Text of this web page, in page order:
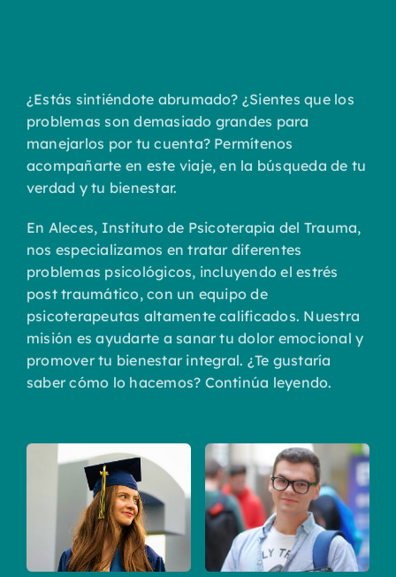
¿Estás sintiéndote abrumado? ¿Sientes que los
problemas son demasiado grandes para
manejarlos por tu cuenta? Permítenos
acompañarte en este viaje, en la búsqueda de tu
verdad y tu bienestar.
En Aleces, Instituto de Psicoterapia del Trauma,
nos especializamos en tratar diferentes
problemas psicológicos, incluyendo el estrés
post traumático, con un equipo de
psicoterapeutas altamente calificados. Nuestra
misión es ayudarte a sanar tu dolor emocional y
promover tu bienestar integral. ¿Te gustaría
saber cómo lo hacemos? Continúa leyendo.